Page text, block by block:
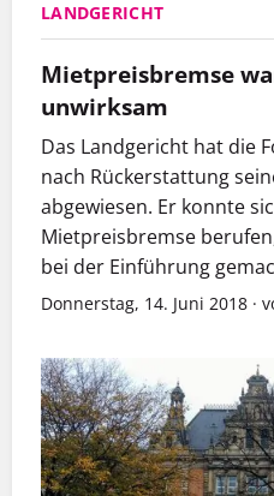
LANDGERICHT
Mietpreisbremse
unwirksam
Das Landgericht hat die
nach Rückerstattung
abgewiesen. Er konnte
Mietpreisbremse
bei der Einführung
Donnerstag, 14. Juni 2018 ·